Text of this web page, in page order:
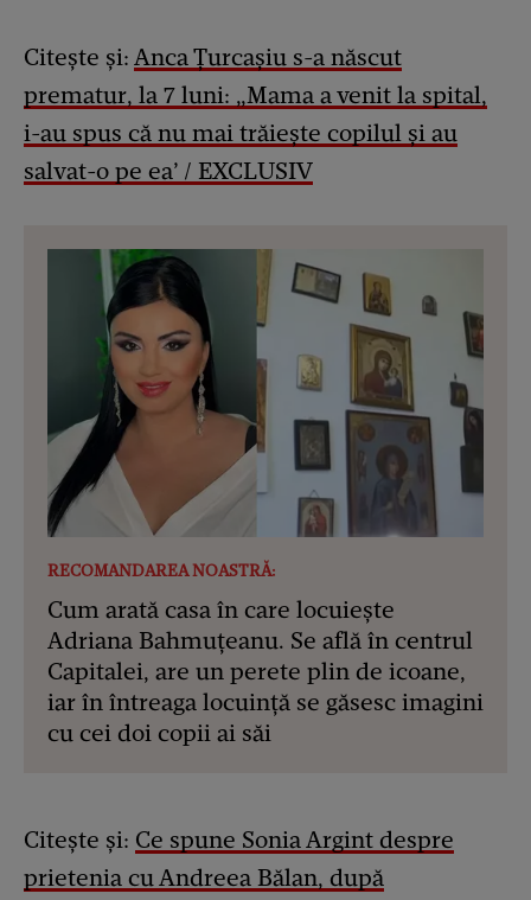
Citește și: Anca Țurcașiu s-a născut
prematur, la 7 luni: „Mama a venit la spital,
i-au spus că nu mai trăiește copilul și au
salvat-o pe ea’ / EXCLUSIV
RECOMANDAREA NOASTRĂ:
Cum arată casa în care locuiește
Adriana Bahmuțeanu. Se află în centrul
Capitalei, are un perete plin de icoane,
iar în întreaga locuință se găsesc imagini
cu cei doi copii ai săi
Citește și: Ce spune Sonia Argint despre
prietenia cu Andreea Bălan, după